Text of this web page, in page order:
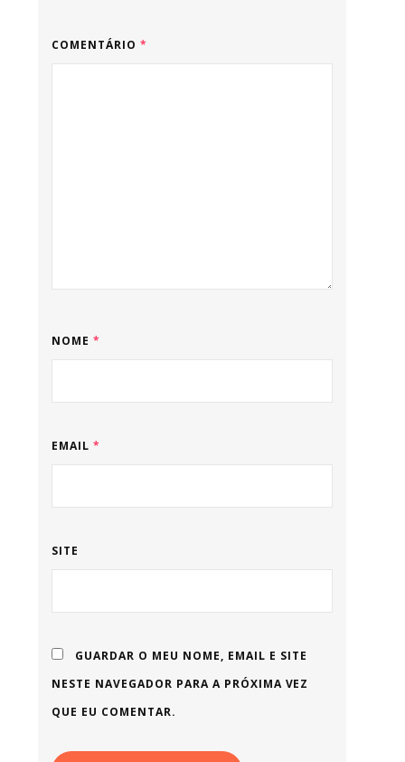
COMENTÁRIO *
NOME *
EMAIL *
SITE
GUARDAR O MEU NOME, EMAIL E SITE
NESTE NAVEGADOR PARA A PRÓXIMA VEZ
QUE EU COMENTAR.